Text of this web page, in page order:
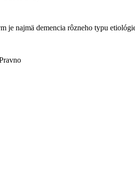
je najmä demencia rôzneho typu